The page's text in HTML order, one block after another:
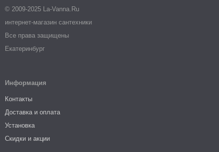
© 2009-2025 La-Vanna.Ru
интернет-магазин сантехники
Все права защищены
Екатеринбург
Информация
Контакты
Доставка и оплата
Установка
Скидки и акции